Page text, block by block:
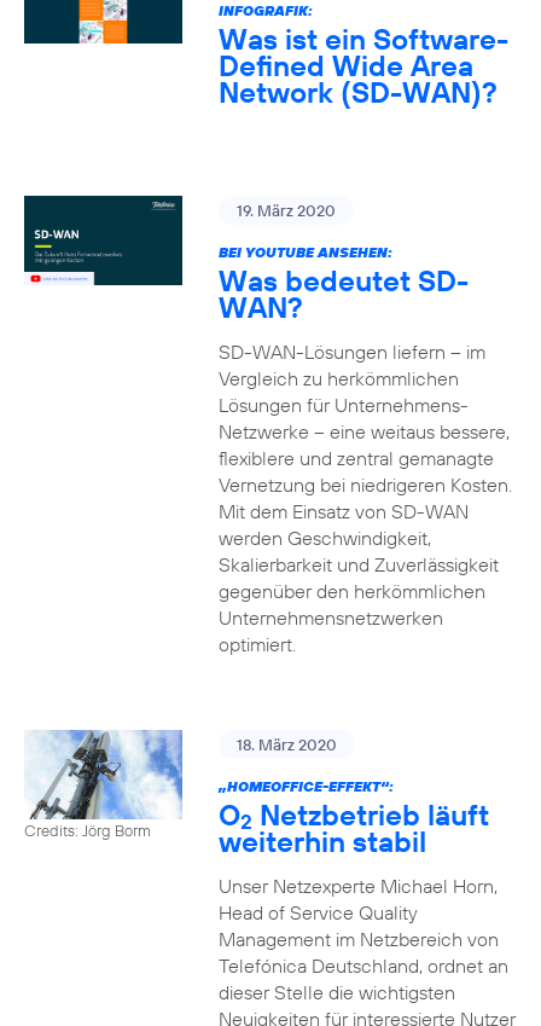
INFOGRAFIK:
Was ist ein Software-
Defined Wide Area
Network (SD-WAN)?
19. März 2020
BEI YOUTUBE ANSEHEN:
Was bedeutet SD-
WAN?
SD-WAN-Lösungen liefern – im
Vergleich zu herkömmlichen
Lösungen für Unternehmens-
Netzwerke – eine weitaus bessere,
flexiblere und zentral gemanagte
Vernetzung bei niedrigeren Kosten.
Mit dem Einsatz von SD-WAN
werden Geschwindigkeit,
Skalierbarkeit und Zuverlässigkeit
gegenüber den herkömmlichen
Unternehmensnetzwerken
optimiert.
Credits: Jörg Borm
18. März 2020
„HOMEOFFICE-EFFEKT“:
O2 Netzbetrieb läuft
weiterhin stabil
Unser Netzexperte Michael Horn,
Head of Service Quality
Management im Netzbereich von
Telefónica Deutschland, ordnet an
dieser Stelle die wichtigsten
Neuigkeiten für interessierte Nutzer